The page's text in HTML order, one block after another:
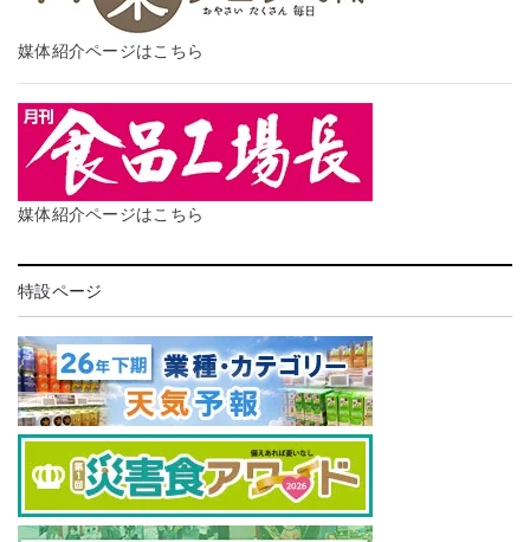
媒体紹介ページはこちら
媒体紹介ページはこちら
特設ページ